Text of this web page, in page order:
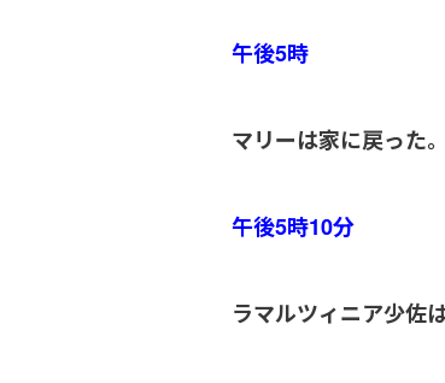
午後5時
マリーは家に戻った
午後5時10分
ラマルツィニア少佐